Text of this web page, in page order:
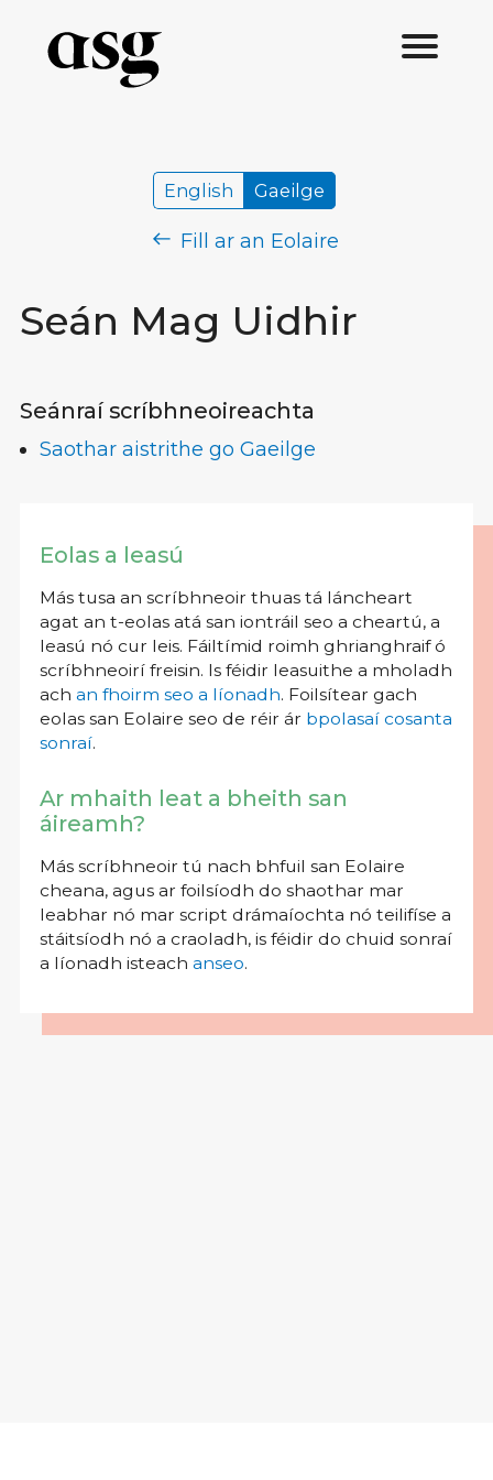
Seán Mag Uidhir
English Gaeilge
Fill ar an Eolaire
Seánraí scríbhneoireachta
Saothar aistrithe go Gaeilge
Eolas a leasú
Más tusa an scríbhneoir thuas tá láncheart
agat an t-eolas atá san iontráil seo a cheartú, a
leasú nó cur leis. Fáiltímid roimh ghrianghraif ó
scríbhneoirí freisin. Is féidir leasuithe a mholadh
ach an fhoirm seo a líonadh. Foilsítear gach
eolas san Eolaire seo de réir ár bpolasaí cosanta
sonraí.
Ar mhaith leat a bheith san
áireamh?
Más scríbhneoir tú nach bhfuil san Eolaire
cheana, agus ar foilsíodh do shaothar mar
leabhar nó mar script drámaíochta nó teilifíse a
stáitsíodh nó a craoladh, is féidir do chuid sonraí
a líonadh isteach anseo.